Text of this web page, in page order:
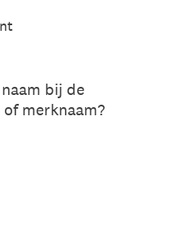
bij de
merknaam?